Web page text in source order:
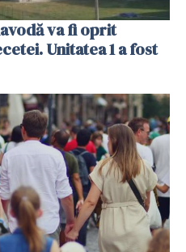
va fi oprit
Unitatea 1 a fost